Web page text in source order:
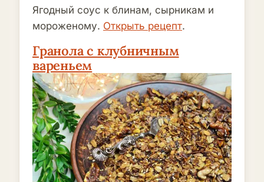
Ягодный соус к блинам, сырникам и
мороженому. Открыть рецепт.
Гранола с клубничным
вареньем